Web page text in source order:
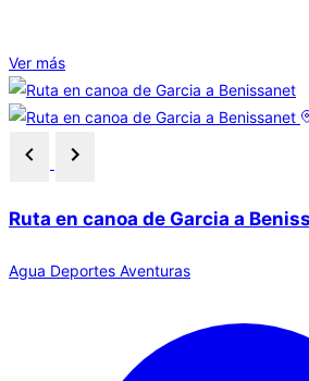
Ver más
Ruta en canoa de Garcia a
Agua Deportes Aventuras